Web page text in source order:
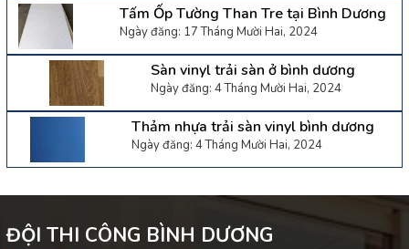
Tấm Ốp Tường Than Tre tại Bình Dương
Ngày đăng: 17 Tháng Mười Hai, 2024
Sàn vinyl trải sàn ở bình dương
Ngày đăng: 4 Tháng Mười Hai, 2024
Thảm nhựa trải sàn vinyl bình dương
Ngày đăng: 4 Tháng Mười Hai, 2024
ĐỘI THI CÔNG BÌNH DƯƠNG